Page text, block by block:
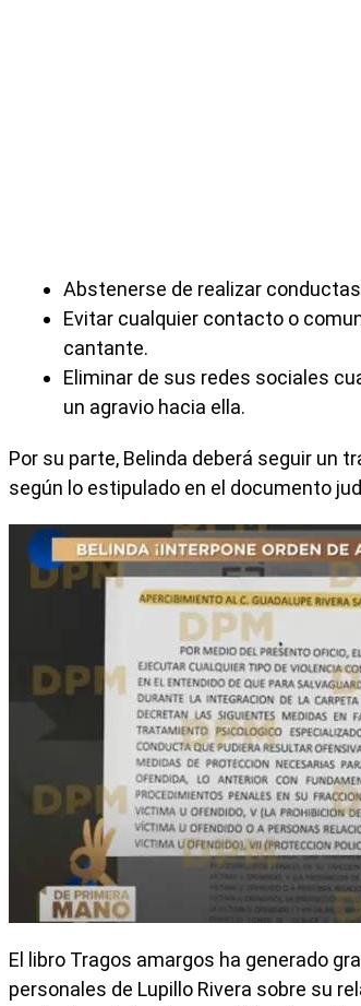
Abstenerse de realizar
Evitar cualquier contacto o
cantante.
Eliminar de sus redes sociales
un agravio hacia ella.
Por su parte, Belinda deberá seguir un
según lo estipulado en el documento
El libro Tragos amargos ha generado
personales de Lupillo Rivera sobre su